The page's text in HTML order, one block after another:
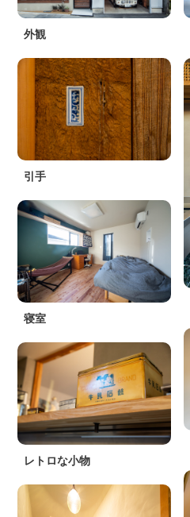
外観
引手
寝室
レトロな小物